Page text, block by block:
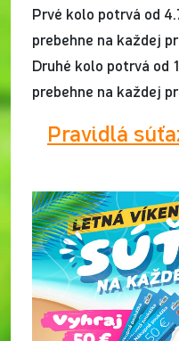
Prvé kolo potrvá od
prebehne na každej
Druhé kolo potrvá od
prebehne na každej
Pravidlá